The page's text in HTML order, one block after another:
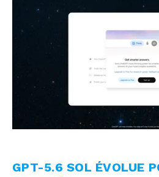
GPT-5.6 SOL ÉVOLUE